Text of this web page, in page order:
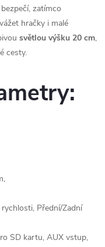
zatímco
hračky i malé
světlou výšku 20 cm,
cesty.
Přední/Zadní
SD kartu, AUX vstup,